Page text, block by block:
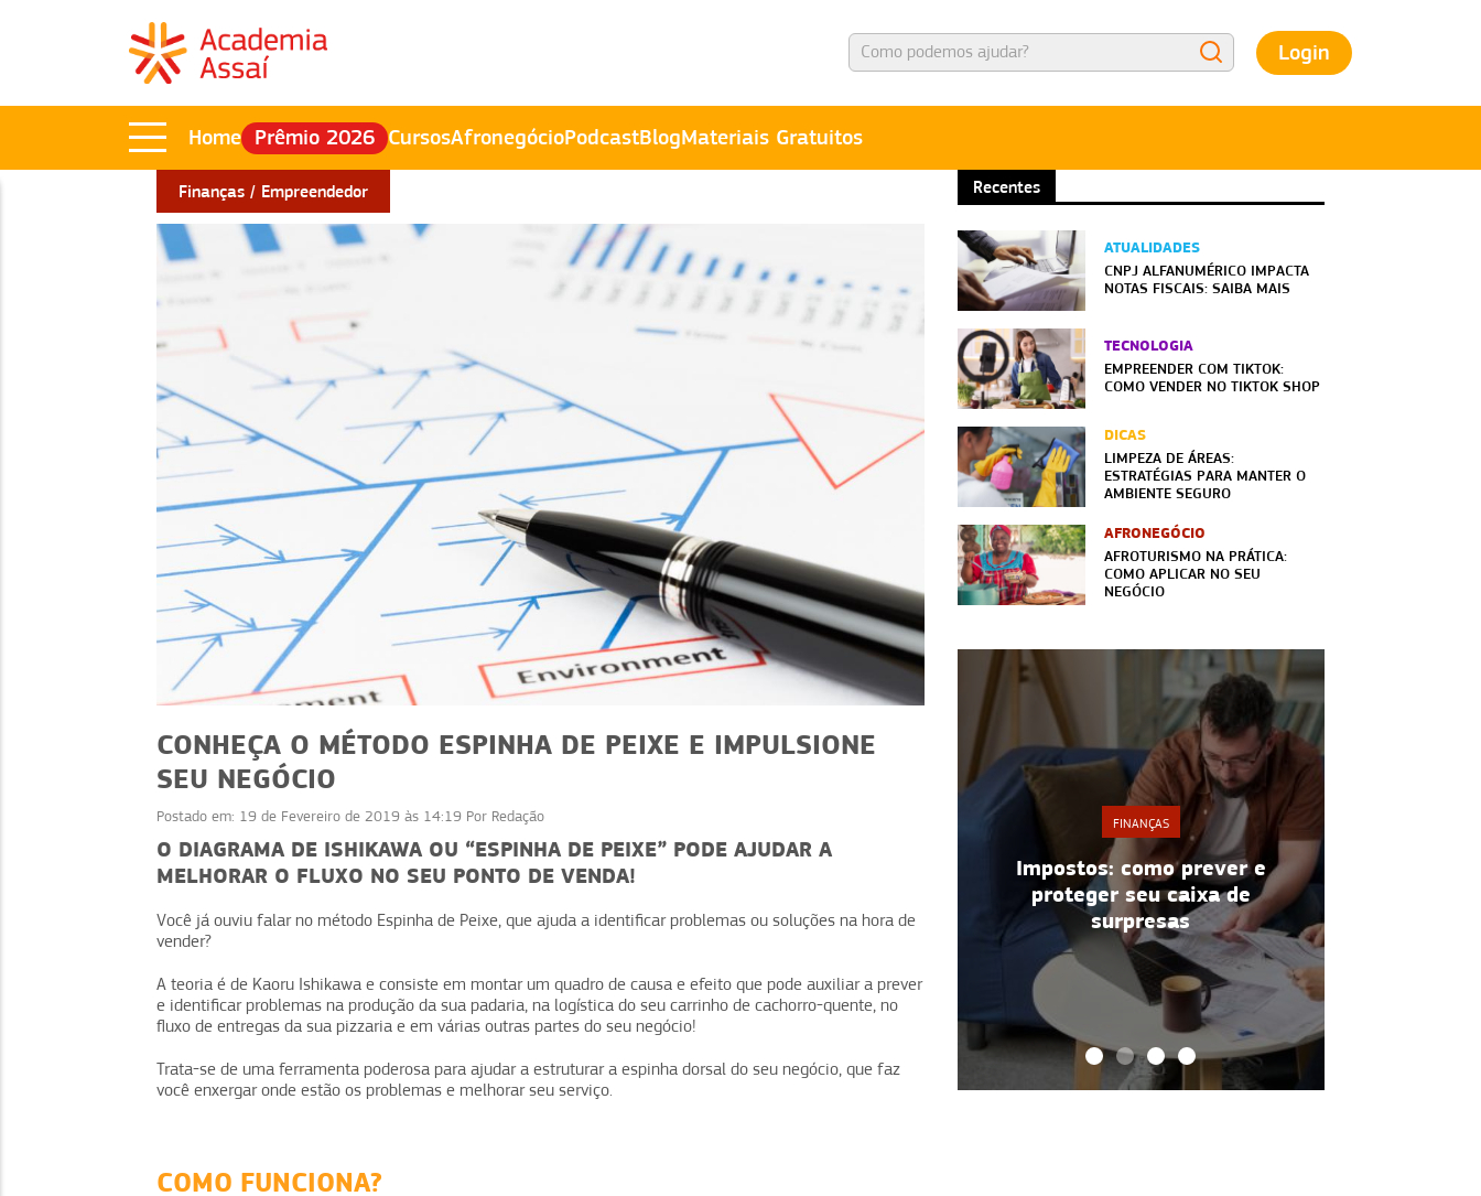
Login
Home Prêmio 2026 CursosAfronegócioPodcastBlogMateriais Gratuitos
Finanças Empreendedor
CONHEÇA O MÉTODO ESPINHA DE PEIXE E IMPULSIONE
SEU NEGÓCIO
Postado em: 19 de Fevereiro de 2019 às 14:19 Por Redação
O DIAGRAMA DE ISHIKAWA OU “ESPINHA DE PEIXE” PODE AJUDAR A
MELHORAR O FLUXO NO SEU PONTO DE VENDA!
Você já ouviu falar no método Espinha de Peixe, que ajuda a identificar problemas ou soluções na hora de
vender?
A teoria é de Kaoru Ishikawa e consiste em montar um quadro de causa e efeito que pode auxiliar a prever
e identificar problemas na produção da sua padaria, na logística do seu carrinho de cachorro-quente, no
fluxo de entregas da sua pizzaria e em várias outras partes do seu negócio!
Trata-se de uma ferramenta poderosa para ajudar a estruturar a espinha dorsal do seu negócio, que faz
você enxergar onde estão os problemas e melhorar seu serviço.
COMO FUNCIONA?
Recentes
ATUALIDADES
CNPJ ALFANUMÉRICO IMPACTA
NOTAS FISCAIS: SAIBA MAIS
TECNOLOGIA
EMPREENDER COM TIKTOK:
COMO VENDER NO TIKTOK SHOP
DICAS
LIMPEZA DE ÁREAS:
ESTRATÉGIAS PARA MANTER O
AMBIENTE SEGURO
AFRONEGÓCIO
AFROTURISMO NA PRÁTICA:
COMO APLICAR NO SEU
NEGÓCIO
financeiro: menos
mais organização
Cartão de crédito: aliado ou
surpresas
FINANÇAS
Lucro: 7 estratégias para
melhorar resultados do
negócio